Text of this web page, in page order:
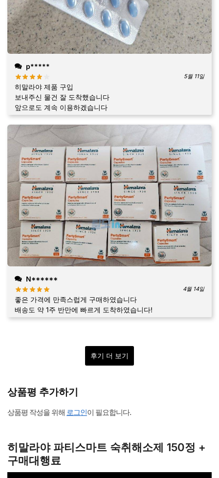
p*****
5월 11일
히말라야 제품 구입
보내주신 물건 잘 도착했습니다
앞으로도 계속 이용하겠습니다
N******
4월 14일
좋은 가격에 만족스럽게 구매하였습니다
배송도 약 1주 반만에 빠르게 도착하였습니다!
후기 더 보기
상품평 추가하기
상품평 작성을 위해 로그인이 필요합니다.
히말라야 파티스마트 숙취해소제 150정 +
구매대행료